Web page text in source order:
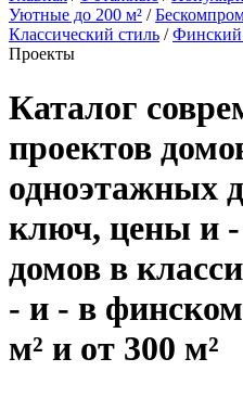
Уютные до 200 м² /
Классический стиль /Финский
Проекты
Каталог
проектов
одноэтажных
ключ, цены и
домов в
- и - в
м² и от 300 м²